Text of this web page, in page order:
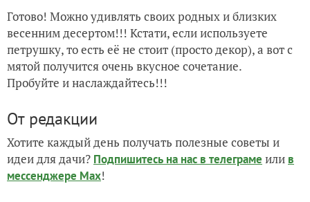
Готово! Можно удивлять своих родных и близких
весенним десертом!!! Кстати, если используете
петрушку, то есть её не стоит (просто декор), а вот с
мятой получится очень вкусное сочетание.
Пробуйте и наслаждайтесь!!!
От редакции
Хотите каждый день получать полезные советы и
идеи для дачи? Подпишитесь на нас в телеграме или в
мессенджере Max!